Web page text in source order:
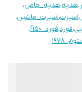
،هدیه،هدیه_خاص،
،اسپرت،اسپرت_ماشین،
،فورد،فورد_f150
،